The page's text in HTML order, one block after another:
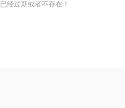
经过期或者不存在！